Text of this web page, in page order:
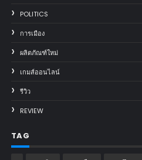
POLITICS
การเมือง
ผลิตภัณฑ์ใหม่
เกมส์ออนไลน์
รีวิว
REVIEW
TAG